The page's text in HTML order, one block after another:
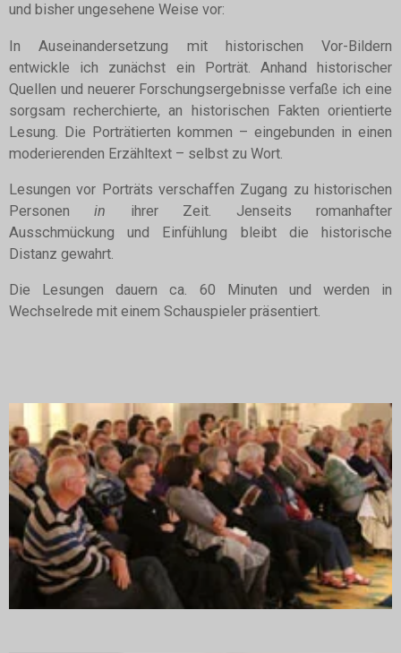
und bisher ungesehene Weise vor:
In Auseinandersetzung mit historischen Vor-Bildern
entwickle ich zunächst ein Porträt. Anhand historischer
Quellen und neuerer Forschungsergebnisse verfaße ich eine
sorgsam recherchierte, an historischen Fakten orientierte
Lesung. Die Porträtierten kommen – eingebunden in einen
moderierenden Erzähltext – selbst zu Wort.
Lesungen vor Porträts verschaffen Zugang zu historischen
Personenin ihrer Zeit. Jenseits romanhafter
Ausschmückung und Einfühlung bleibt die historische
Distanz gewahrt.
Die Lesungen dauern ca. 60 Minuten und werden in
Wechselrede mit einem Schauspieler präsentiert.